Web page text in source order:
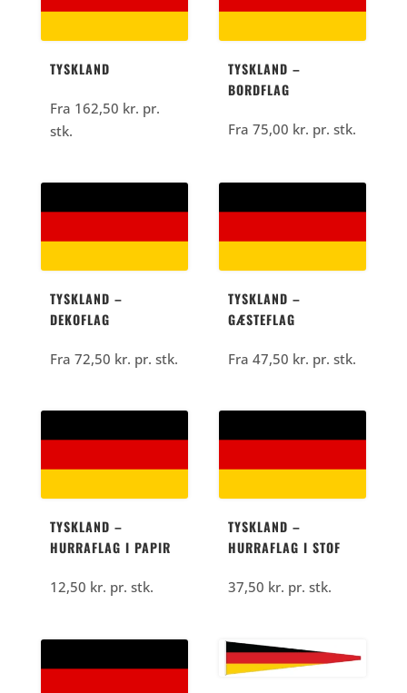
kr..
TYSKLAND
Fra 162,50 kr. pr.
stk.
TYSKLAND –
BORDFLAG
Fra75,00 kr. pr. stk.
TYSKLAND –
DEKOFLAG
Fra 72,50 kr. pr. stk.
TYSKLAND –
GÆSTEFLAG
Fra47,50 kr. pr. stk.
TYSKLAND –
HURRAFLAG I PAPIR
12,50 kr. pr. stk.
TYSKLAND –
HURRAFLAG I STOF
37,50 kr. pr. stk.